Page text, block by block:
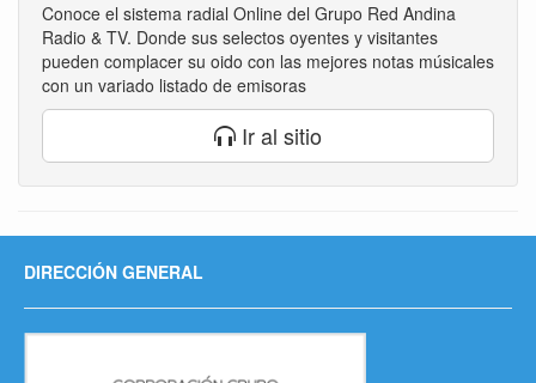
Conoce el sistema radial Online del Grupo Red Andina
Radio & TV. Donde sus selectos oyentes y visitantes
pueden complacer su oido con las mejores notas músicales
con un variado listado de emisoras
Ir al sitio
DIRECCIÓN GENERAL